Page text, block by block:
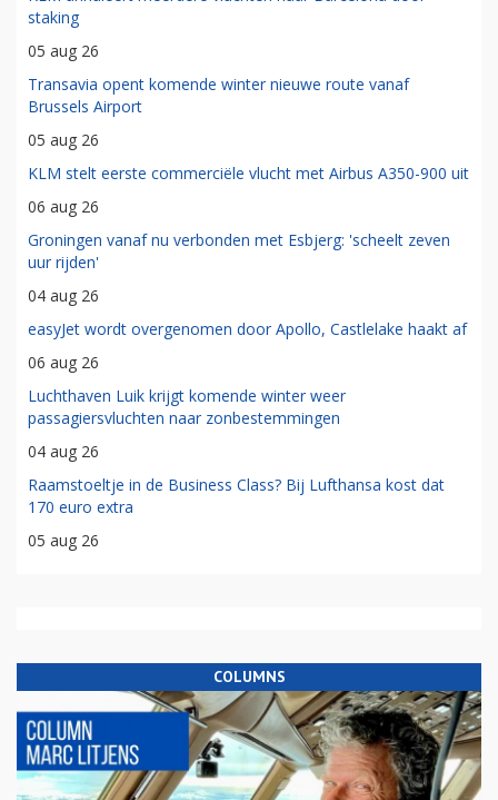
staking
05 aug 26
Transavia opent komende winter nieuwe route vanaf
Brussels Airport
05 aug 26
KLM stelt eerste commerciële vlucht met Airbus A350-900 uit
06 aug 26
Groningen vanaf nu verbonden met Esbjerg: 'scheelt zeven
uur rijden'
04 aug 26
easyJet wordt overgenomen door Apollo, Castlelake haakt af
06 aug 26
Luchthaven Luik krijgt komende winter weer
passagiersvluchten naar zonbestemmingen
04 aug 26
Raamstoeltje in de Business Class? Bij Lufthansa kost dat
170 euro extra
05 aug 26
COLUMNS